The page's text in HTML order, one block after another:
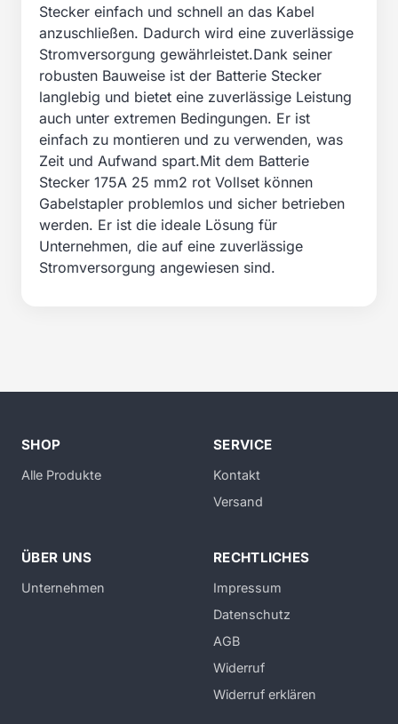
Stecker einfach und schnell an das Kabel
anzuschließen. Dadurch wird eine zuverlässige
Stromversorgung gewährleistet.Dank seiner
robusten Bauweise ist der Batterie Stecker
langlebig und bietet eine zuverlässige Leistung
auch unter extremen Bedingungen. Er ist
einfach zu montieren und zu verwenden, was
Zeit und Aufwand spart.Mit dem Batterie
Stecker 175A 25 mm2 rot Vollset können
Gabelstapler problemlos und sicher betrieben
werden. Er ist die ideale Lösung für
Unternehmen, die auf eine zuverlässige
Stromversorgung angewiesen sind.
SHOP
Alle Produkte
SERVICE
Kontakt
Versand
ÜBER UNS
Unternehmen
RECHTLICHES
Impressum
Datenschutz
AGB
Widerruf
Widerruf erklären